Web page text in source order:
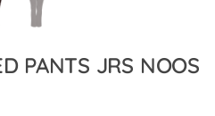
PANTS JRS NOOS